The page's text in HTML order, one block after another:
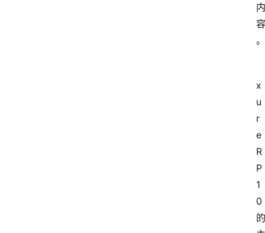
内
容
。
x
u
r
e
R
P
1
0
的